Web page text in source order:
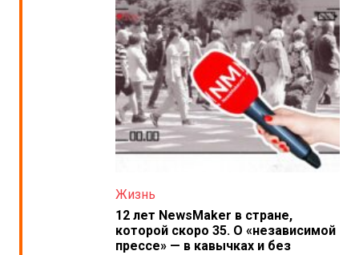
Жизнь
12 лет NewsMaker в стране,
которой скоро 35. О «независимой
прессе» — в кавычках и без